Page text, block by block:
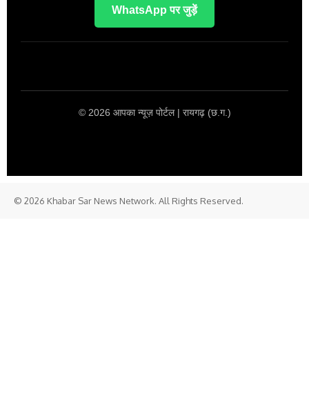
WhatsApp पर जुड़ें
© 2026 आपका न्यूज़ पोर्टल | रायगढ़ (छ.ग.)
© 2026 Khabar Sar News Network. All Rights Reserved.